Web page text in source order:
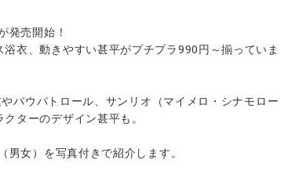
発売開始！
衣、動きやすい甚平がプチプラ990円～揃っていま
パウパトロール、サンリオ（マイメロ・シナモロー
ターのデザイン甚平も。
女）を写真付きで紹介します。